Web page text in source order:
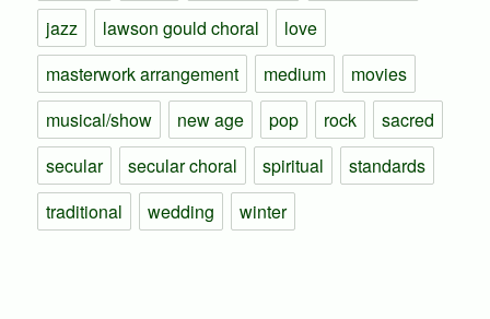
jazz
lawson gould choral
love
masterwork arrangement
medium
movies
musical/show
new age pop rock
sacred
secular
secular choral spiritual
standards
traditional
wedding winter